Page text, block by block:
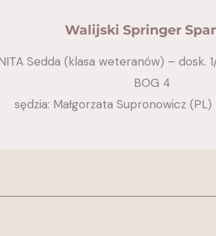
Walijski Springer
Sedda (klasa weteranów) – dosk.
BOG 4
sędzia: Małgorzata Supronowicz